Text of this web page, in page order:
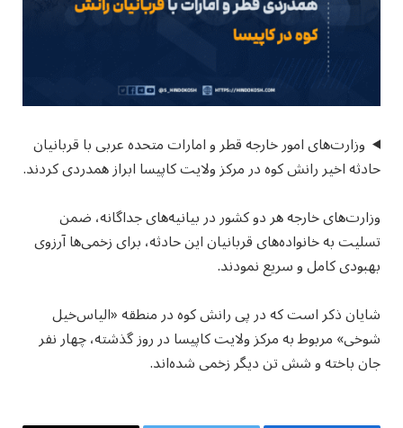
وزارت‌های امور خارجه قطر و امارات متحده عربی با قربانیان
حادثه اخیر رانش کوه در مرکز ولایت کاپیسا ابراز همدردی کردند.
وزارت‌های خارجه هر دو کشور در بیانیه‌های جداگانه، ضمن
تسلیت به خانواده‌های قربانیان این حادثه، برای زخمی‌ها آرزوی
بهبودی کامل و سریع نمودند.
شایان ذکر است که در پی رانش کوه در منطقه «الیاس‌خیل
شوخی» مربوط به مرکز ولایت کاپیسا در روز گذشته، چهار نفر
جان باخته و شش تن دیگر زخمی شده‌اند.